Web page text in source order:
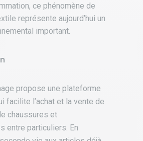
ce phénomène de
représente aujourd’hui un
important.
propose une plateforme
facilite l’achat et la vente de
chaussures et
entre particuliers. En